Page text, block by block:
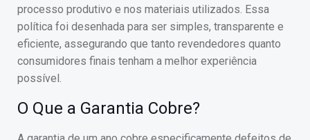
processo produtivo e nos materiais utilizados. Essa
política foi desenhada para ser simples, transparente e
eficiente, assegurando que tanto revendedores quanto
consumidores finais tenham a melhor experiência
possível.
O Que a Garantia Cobre?